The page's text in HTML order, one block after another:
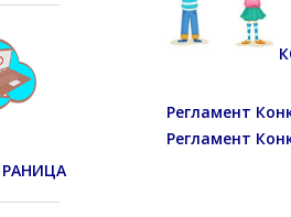
Регламент
Регламент